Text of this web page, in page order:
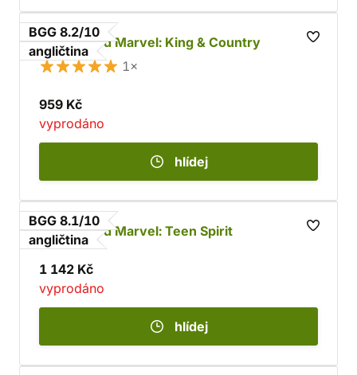
BGG 8.2/10
angličtina
Unmatched Marvel: King & Country
1×
959 Kč
vyprodáno
hlídej
BGG 8.1/10
angličtina
Unmatched Marvel: Teen Spirit
1 142 Kč
vyprodáno
hlídej